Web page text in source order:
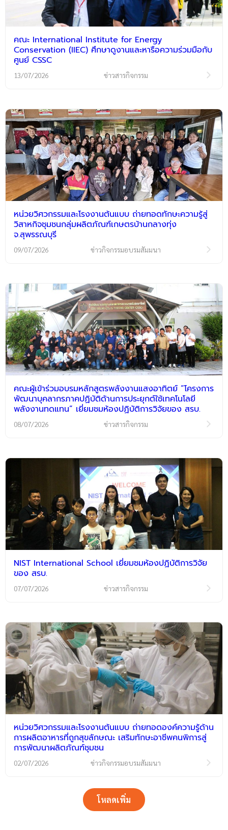
คณะ International Institute for Energy
Conservation (IIEC) ศึกษาดูงานและหารือความร่วมมือกับ
ศูนย์ CSSC
13/07/2026 ข่าวสารกิจกรรม
หน่วยวิศวกรรมและโรงงานต้นแบบ ถ่ายทอดทักษะความรู้สู่
วิสาหกิจชุมชนกลุ่มผลิตภัณฑ์เกษตรบ้านกลางทุ่ง
จ.สุพรรณบุรี
09/07/2026 ข่าวกิจกรรมอบรมสัมมนา
คณะผู้เข้าร่วมอบรมหลักสูตรพลังงานแสงอาทิตย์ “โครงการ
พัฒนาบุคลากรภาคปฏิบัติด้านการประยุกต์ใช้เทคโนโลยี
พลังงานทดแทน” เยี่ยมชมห้องปฏิบัติการวิจัยของ สรบ.
08/07/2026 ข่าวสารกิจกรรม
NIST International School เยี่ยมชมห้องปฏิบัติการวิจัย
ของ สรบ.
07/07/2026 ข่าวสารกิจกรรม
หน่วยวิศวกรรมและโรงงานต้นแบบ ถ่ายทอดองค์ความรู้ด้าน
การผลิตอาหารที่ถูกสุขลักษณะ เสริมทักษะอาชีพคนพิการสู่
การพัฒนาผลิตภัณฑ์ชุมชน
02/07/2026 ข่าวกิจกรรมอบรมสัมมนา
โหลดเพิ่ม